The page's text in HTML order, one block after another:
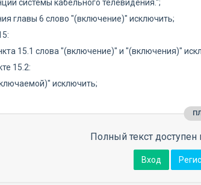
системы кабельного телевидения.";
главы 6 слово "(включение)" исключить;
15.1 слова "(включение)" и "(включения)"
15.2:
исключить;
Полный текст доступен
Вход